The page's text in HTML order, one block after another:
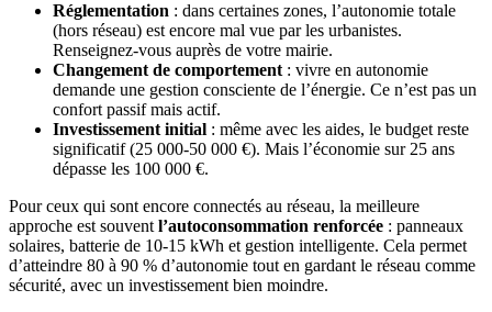
Réglementation : dans certaines zones, l’autonomie totale
(hors réseau) est encore mal vue par les urbanistes.
Renseignez-vous auprès de votre mairie.
Changement de comportement : vivre en autonomie
demande une gestion consciente de l’énergie. Ce n’est pas un
confort passif mais actif.
Investissement initial : même avec les aides, le budget reste
significatif (25 000-50 000 €). Mais l’économie sur 25 ans
dépasse les 100 000 €.
Pour ceux qui sont encore connectés au réseau, la meilleure
approche est souvent l’autoconsommation renforcée : panneaux
solaires, batterie de 10-15 kWh et gestion intelligente. Cela permet
d’atteindre 80 à 90 % d’autonomie tout en gardant le réseau comme
sécurité, avec un investissement bien moindre.